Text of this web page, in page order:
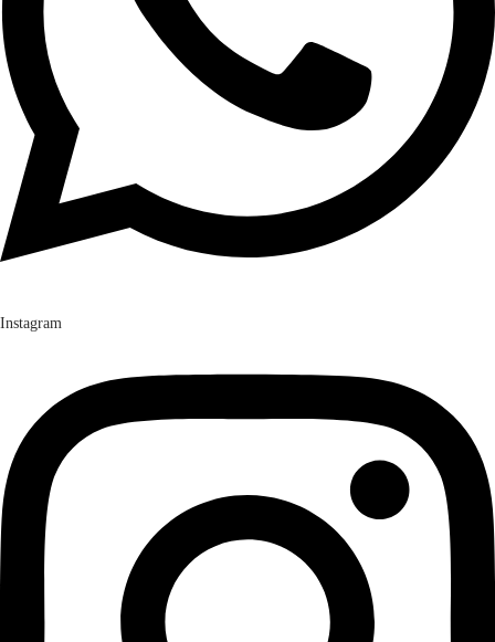
Instagram